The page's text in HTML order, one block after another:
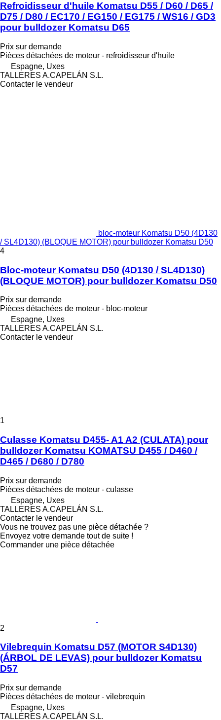
Refroidisseur d'huile Komatsu D55 / D60 / D65 /
D75 / D80 / EC170 / EG150 / EG175 / WS16 / GD3
pour bulldozer Komatsu D65
Prix sur demande
Pièces détachées de moteur - refroidisseur d'huile
Espagne, Uxes
TALLERES A.CAPELÁN S.L.
Contacter le vendeur
bloc-moteur Komatsu D50 (4D130
/ SL4D130) (BLOQUE MOTOR) pour bulldozer Komatsu D50
4
Bloc-moteur Komatsu D50 (4D130 / SL4D130)
(BLOQUE MOTOR) pour bulldozer Komatsu D50
Prix sur demande
Pièces détachées de moteur - bloc-moteur
Espagne, Uxes
TALLERES A.CAPELÁN S.L.
Contacter le vendeur
1
Culasse Komatsu D455- A1 A2 (CULATA) pour
bulldozer Komatsu KOMATSU D455 / D460 /
D465 / D680 / D780
Prix sur demande
Pièces détachées de moteur - culasse
Espagne, Uxes
TALLERES A.CAPELÁN S.L.
Contacter le vendeur
Vous ne trouvez pas une pièce détachée ?
Envoyez votre demande tout de suite !
Commander une pièce détachée
2
Vilebrequin Komatsu D57 (MOTOR S4D130)
(ÁRBOL DE LEVAS) pour bulldozer Komatsu
D57
Prix sur demande
Pièces détachées de moteur - vilebrequin
Espagne, Uxes
TALLERES A.CAPELÁN S.L.